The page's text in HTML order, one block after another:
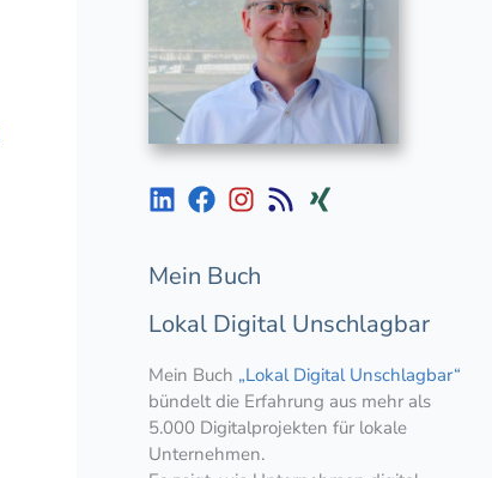
Mein Buch
Lokal Digital Unschlagbar
Mein Buch „Lokal Digital Unschlagbar“
bündelt die Erfahrung aus mehr als
5.000 Digitalprojekten für lokale
Unternehmen.